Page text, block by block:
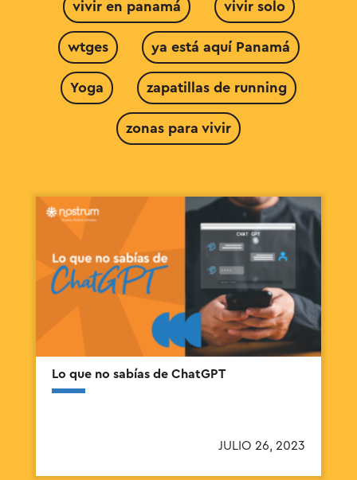
vivir en panamá vivir solo
wtges ya está aquí Panamá
Yoga zapatillas de running
zonas para vivir
Lo que no sabías de ChatGPT
JULIO 26, 2023